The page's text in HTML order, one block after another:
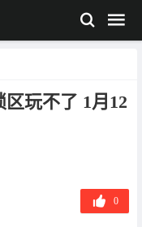
玩不了 1月12
0